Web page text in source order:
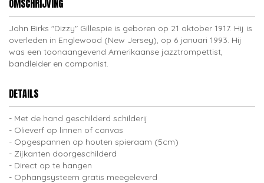
OMSCHRIJVING
John Birks "Dizzy" Gillespie is geboren op 21 oktober 1917. Hij is
overleden in Englewood (New Jersey), op 6 januari 1993. Hij
was een toonaangevend Amerikaanse jazztrompettist,
bandleider en componist.
DETAILS
Met de hand geschilderd schilderij
Olieverf op linnen of canvas
Opgespannen op houten spieraam (5cm)
Zijkanten doorgeschilderd
Direct op te hangen
Ophangsysteem gratis meegeleverd